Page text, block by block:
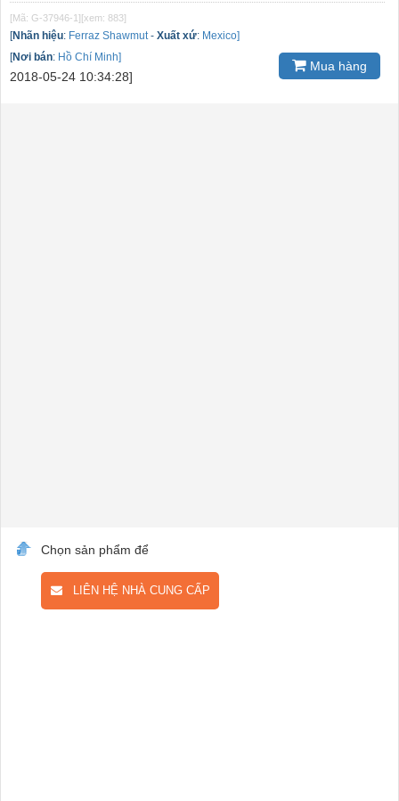
[Mã: G-37946-1][xem: 883]
[Nhãn hiệu: Ferraz Shawmut - Xuất xứ: Mexico]
[Nơi bán: Hồ Chí Minh]
2018-05-24 10:34:28]
Mua hàng
Chọn sản phẩm để
LIÊN HỆ NHÀ CUNG CẤP